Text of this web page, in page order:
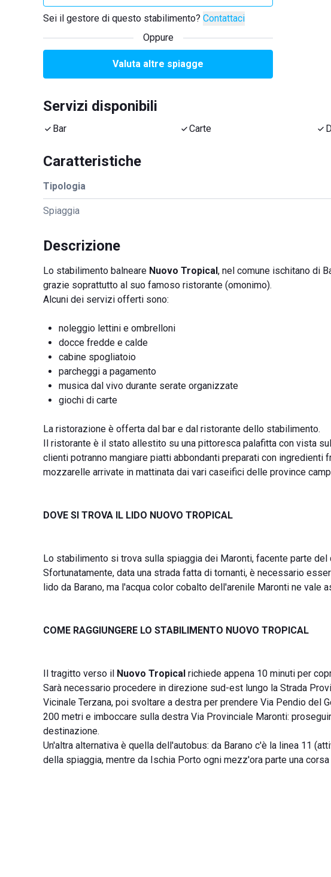
Sei il gestore di questo stabilimento? Contattaci
Oppure
Valuta altre spiagge
Servizi disponibili
Bar Carte
Caratteristiche
Tipologia
Spiaggia
Descrizione
Lo stabilimento balneare Nuovo Tropical, nel comune ischitano di
grazie soprattutto al suo famoso ristorante (omonimo).
Alcuni dei servizi offerti sono:
noleggio lettini e ombrelloni
docce fredde e calde
cabine spogliatoio
parcheggi a pagamento
musica dal vivo durante serate organizzate
giochi di carte
La ristorazione è offerta dal bar e dal ristorante dello stabilimento.
Il ristorante è il stato allestito su una pittoresca palafitta con vista
clienti potranno mangiare piatti abbondanti preparati con
mozzarelle arrivate in mattinata dai vari caseifici delle province
DOVE SI TROVA IL LIDO NUOVO TROPICAL
Lo stabilimento si trova sulla spiaggia dei Maronti, facente parte
Sfortunatamente, data una strada fatta di tornanti, è necessario
lido da Barano, ma l'acqua color cobalto dell'arenile Maronti ne vale
COME RAGGIUNGERE LO STABILIMENTO NUOVO TROPICAL
Il tragitto verso il Nuovo Tropical richiede appena 10 minuti per
Sarà necessario procedere in direzione sud-est lungo la Strada
Vicinale Terzana, poi svoltare a destra per prendere Via Pendio del
200 metri e imboccare sulla destra Via Provinciale Maronti:
destinazione.
Un'altra alternativa è quella dell'autobus: da Barano c'è la linea 11
della spiaggia, mentre da Ischia Porto ogni mezz'ora parte una